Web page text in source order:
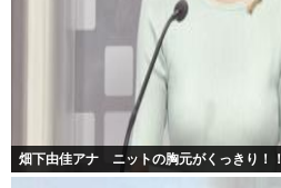
畑下由佳アナ ニットの胸元がくっきり！！